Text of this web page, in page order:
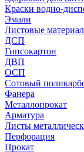
Краски водно-
Эмали
Листовые
ДСП
Гипсокартон
ДВП
ОСП
Сотовый
Фанера
Металлопрокат
Арматура
Листы
Перфорация
Прокат